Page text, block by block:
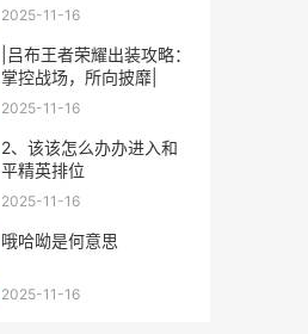
2025-11-16
|吕布王者荣耀出装攻略：
掌控战场，所向披靡|
2025-11-16
2、该该怎么办办进入和
平精英排位
2025-11-16
哦哈呦是何意思
2025-11-16